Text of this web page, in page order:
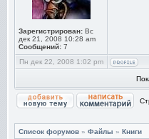
Зарегистрирован: Вс
дек 21, 2008 10:28 am
Сообщений: 7
Пн дек 22, 2008 1:02 pm
Список форумов » Файлы » Книги